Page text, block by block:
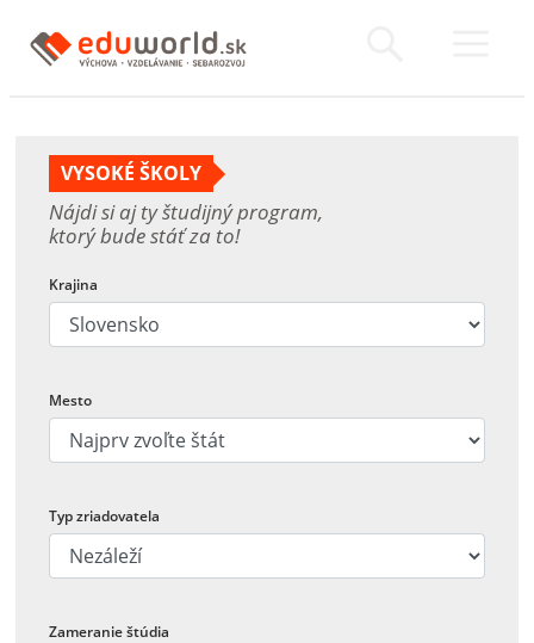
VYSOKÉ ŠKOLY
Nájdi si aj ty študijný program,
ktorý bude stáť za to!
Krajina
Mesto
Typ zriadovatela
Zameranie štúdia